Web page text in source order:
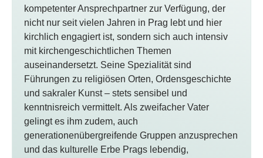
kompetenter Ansprechpartner zur Verfügung, der
nicht nur seit vielen Jahren in Prag lebt und hier
kirchlich engagiert ist, sondern sich auch intensiv
mit kirchengeschichtlichen Themen
auseinandersetzt. Seine Spezialität sind
Führungen zu religiösen Orten, Ordensgeschichte
und sakraler Kunst – stets sensibel und
kenntnisreich vermittelt. Als zweifacher Vater
gelingt es ihm zudem, auch
generationenübergreifende Gruppen anzusprechen
und das kulturelle Erbe Prags lebendig,